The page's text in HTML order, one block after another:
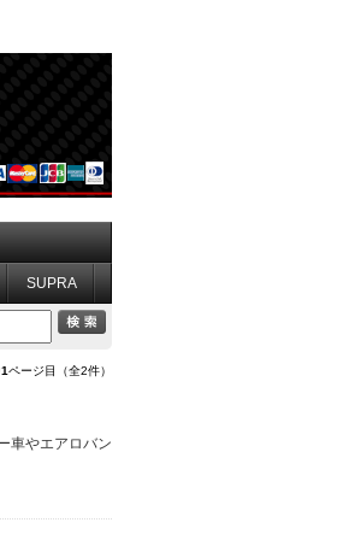
SUPRA
1ページ目（全2件）
車やエアロバン